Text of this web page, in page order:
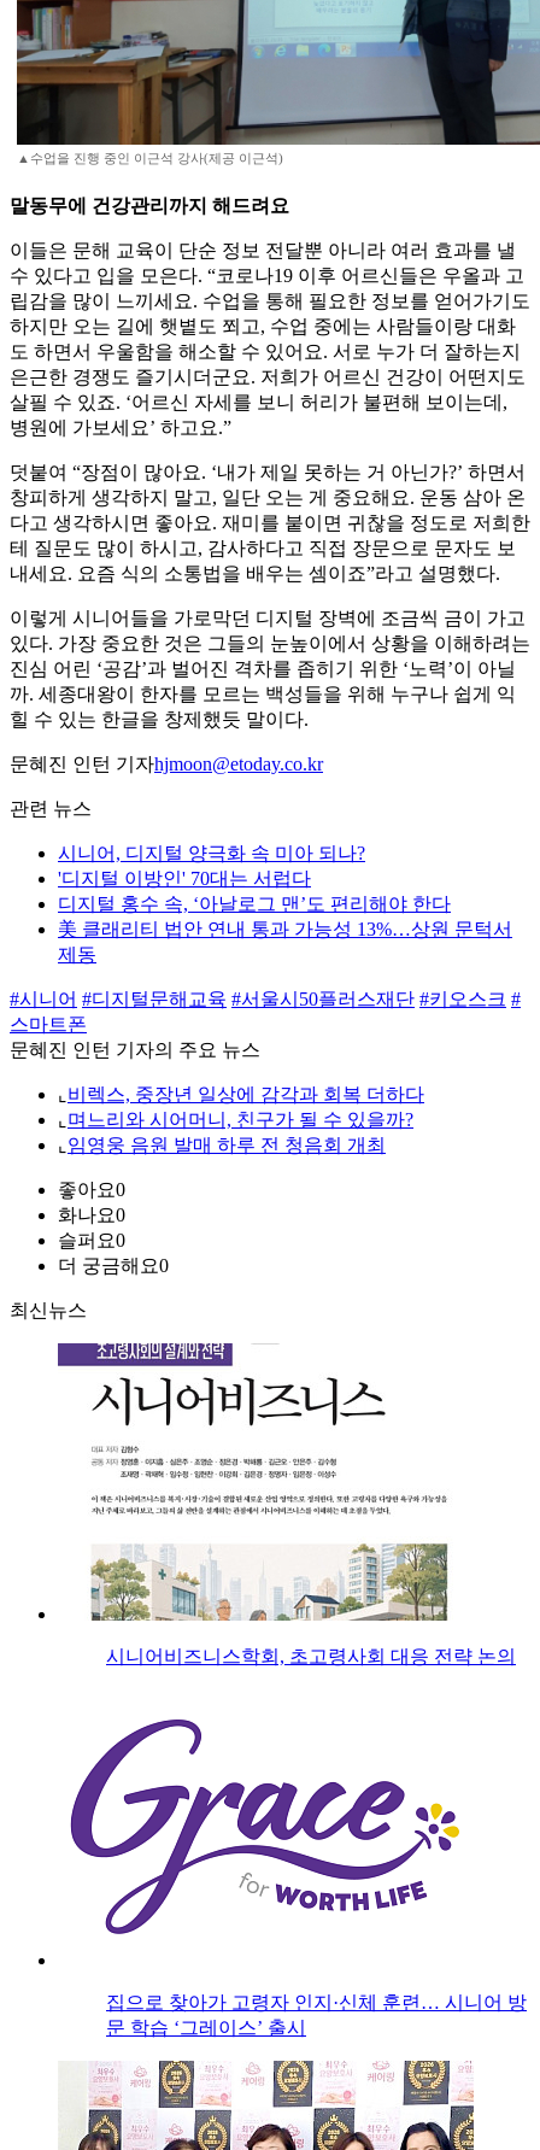
▲수업을 진행 중인 이근석 강사(제공 이근석)
말동무에 건강관리까지 해드려요
이들은 문해 교육이 단순 정보 전달뿐 아니라 여러 효과를 낼
수 있다고 입을 모은다. “코로나19 이후 어르신들은 우올과 고
립감을 많이 느끼세요. 수업을 통해 필요한 정보를 얻어가기도
하지만 오는 길에 햇볕도 쬐고, 수업 중에는 사람들이랑 대화
도 하면서 우울함을 해소할 수 있어요. 서로 누가 더 잘하는지
은근한 경쟁도 즐기시더군요. 저희가 어르신 건강이 어떤지도
살필 수 있죠. ‘어르신 자세를 보니 허리가 불편해 보이는데,
병원에 가보세요’ 하고요.”
덧붙여 “장점이 많아요. ‘내가 제일 못하는 거 아닌가?’ 하면서
창피하게 생각하지 말고, 일단 오는 게 중요해요. 운동 삼아 온
다고 생각하시면 좋아요. 재미를 붙이면 귀찮을 정도로 저희한
테 질문도 많이 하시고, 감사하다고 직접 장문으로 문자도 보
내세요. 요즘 식의 소통법을 배우는 셈이죠”라고 설명했다.
이렇게 시니어들을 가로막던 디지털 장벽에 조금씩 금이 가고
있다. 가장 중요한 것은 그들의 눈높이에서 상황을 이해하려는
진심 어린 ‘공감’과 벌어진 격차를 좁히기 위한 ‘노력’이 아닐
까. 세종대왕이 한자를 모르는 백성들을 위해 누구나 쉽게 익
힐 수 있는 한글을 창제했듯 말이다.
문혜진 인턴 기자hjmoon@etoday.co.kr
관련 뉴스
시니어, 디지털 양극화 속 미아 되나?
'디지털 이방인' 70대는 서럽다
디지털 홍수 속, ‘아날로그 맨’도 편리해야 한다
美 클래리티 법안 연내 통과 가능성 13%…상원 문턱서
제동
#시니어 #디지털문해교육 #서울시50플러스재단 #키오스크 #
스마트폰
문혜진 인턴 기자의 주요 뉴스
⌞ 비렉스, 중장년 일상에 감각과 회복 더하다
⌞ 며느리와 시어머니, 친구가 될 수 있을까?
⌞ 임영웅 음원 발매 하루 전 청음회 개최
좋아요0
화나요0
슬퍼요0
더 궁금해요0
최신뉴스
시니어비즈니스학회, 초고령사회 대응 전략 논의
집으로 찾아가 고령자 인지·신체 훈련… 시니어 방
문 학습 ‘그레이스’ 출시